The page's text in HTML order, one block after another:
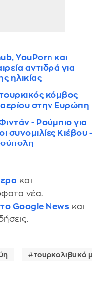
YouPorn και
αντιδρά για
ηλικίας
κόμβος
στην Ευρώπη
- Ρούμπιο για
συνομιλίες Κιέβου -
και
νέα.
Google News και
τουρκολιβυκό